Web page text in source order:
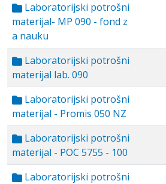
Laboratorijski potrošni
materijal- MP 090 - fond z
a nauku
Laboratorijski potrošni
materijal lab. 090
Laboratorijski potrošni
materijal - Promis 050 NZ
Laboratorijski potrošni
materijal - POC 5755 - 100
Laboratorijski potrošni